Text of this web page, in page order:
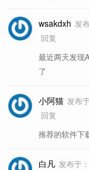
wsakdxh 发
回复
最近两天发现
了
小阿猫 发布
回复
推荐的软件下
白凡 发布于：